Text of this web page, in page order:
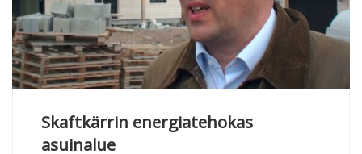
Skaftkärrin energiatehokas
asuinalue